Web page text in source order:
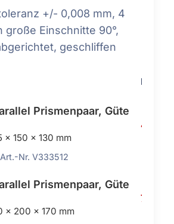
+/- 0,008 mm, 4
große Einschnitte 90°,
geschliffen
Preis
Prismenpaar, Güte
x 150 x 130 mm
Art.-Nr. V333512
Prismenpaar, Güte
x 200 x 170 mm